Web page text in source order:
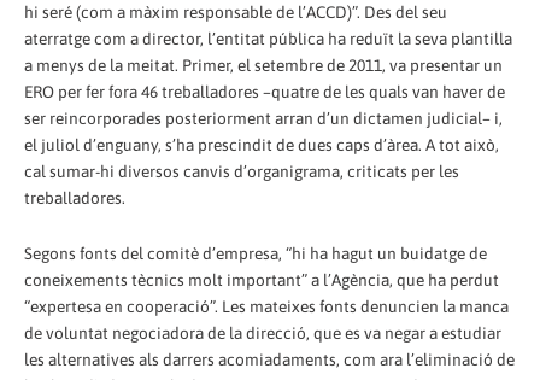
hi seré (com a màxim responsable de l’ACCD)”. Des del seu
aterratge com a director, l’entitat pública ha reduït la seva plantilla
a menys de la meitat. Primer, el setembre de 2011, va presentar un
ERO per fer fora 46 treballadores –quatre de les quals van haver de
ser reincorporades posteriorment arran d’un dictamen judicial– i,
el juliol d’enguany, s’ha prescindit de dues caps d’àrea. A tot això,
cal sumar-hi diversos canvis d’organigrama, criticats per les
treballadores.
Segons fonts del comitè d’empresa, “hi ha hagut un buidatge de
coneixements tècnics molt important” a l’Agència, que ha perdut
“expertesa en cooperació”. Les mateixes fonts denuncien la manca
de voluntat negociadora de la direcció, que es va negar a estudiar
les alternatives als darrers acomiadaments, com ara l’eliminació de